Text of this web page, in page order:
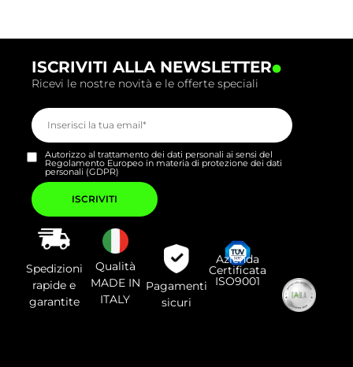
ISCRIVITI ALLA NEWSLETTER.
Ricevi le nostre novità e le offerte speciali
Autorizzo al trattamento dei dati personali ai sensi del
Regolamento Europeo in materia di protezione dei dati
personali (GDPR)
Si
prega
di
lasciare
vuoto
questo
campo.
Spedizioni
rapide e
garantite
Qualità
MADE IN
ITALY
Pagamenti
sicuri
Azienda
Certificata
ISO9001